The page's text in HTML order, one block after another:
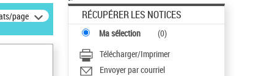
page RÉCUPÉRER LES NOTICES
Ma sélection (0)
Télécharger/Imprimer
Envoyer par courriel